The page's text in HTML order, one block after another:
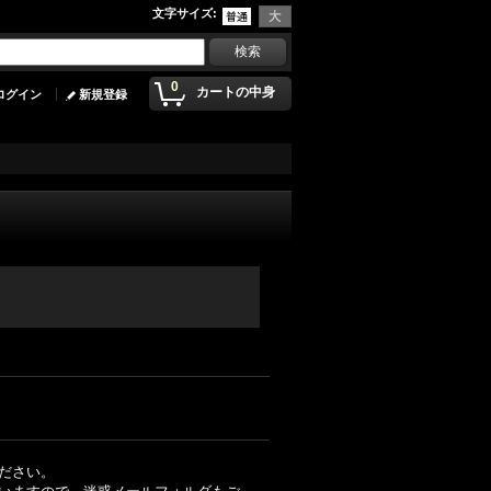
文字サイズ:
0 カートの中身
グイン 新規登録
さい。